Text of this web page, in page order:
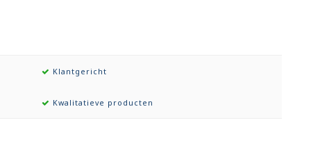
Klantgericht
Kwalitatieve producten